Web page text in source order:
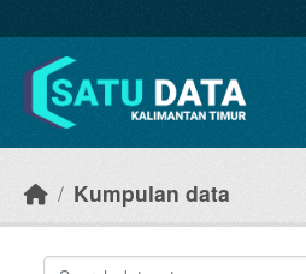
Kumpulan data